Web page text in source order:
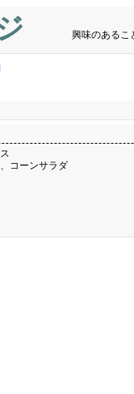
興味のあるこ
コーンサラダ